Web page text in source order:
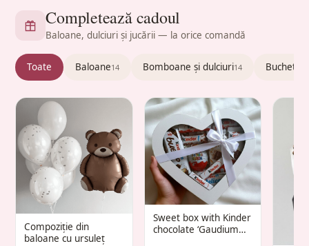
Completează cadoul
Baloane, dulciuri și jucării — la orice comandă
Toate Baloane14 Bomboane și dulciuri14 Buchete
Compoziție din
baloane cu ursuleț
Sweet box with Kinder
chocolate ‘Gaudium